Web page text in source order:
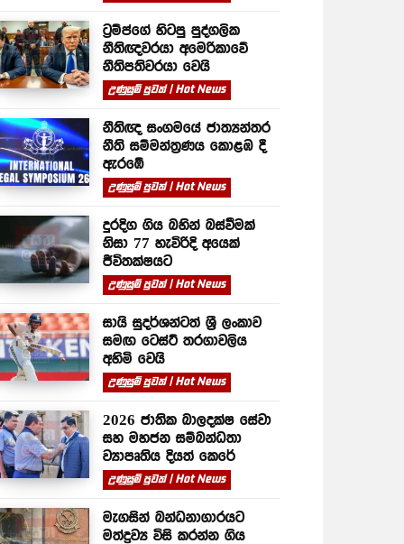
ට්‍රම්ප්ගේ හිටපු පුද්ගලික
නීතිඥවරයා අමෙරිකාවේ
නීතිපතිවරයා වෙයි
උණුසුම් පුවත් | Hot News
නීතිඥ සංගමයේ ජාත්‍යන්තර
නීති සම්මන්ත්‍රණය කොළඹ දී
ඇරඹේ
උණුසුම් පුවත් | Hot News
දුරදිග ගිය බහින් බස්වීමක්
නිසා 77 හැවිරිදි අයෙක්
ජීවිතක්ෂයට
උණුසුම් පුවත් | Hot News
සායි සුදර්ශන්ටත් ශ්‍රී ලංකාව
සමඟ ටෙස්ට් තරගාවලිය
අහිමි වෙයි
උණුසුම් පුවත් | Hot News
2026 ජාතික බාලදක්ෂ සේවා
සහ මහජන සම්බන්ධතා
ව්‍යාපෘතිය දියත් කෙරේ
උණුසුම් පුවත් | Hot News
මැගසින් බන්ධනාගාරයට
මත්ද්‍රව්‍ය විසි කරන්න ගිය